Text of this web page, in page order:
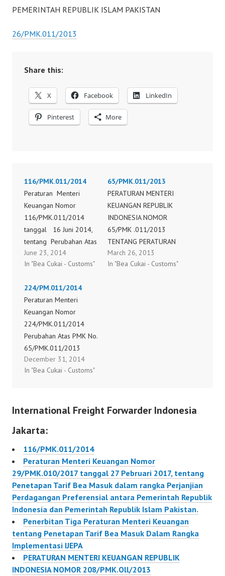
PEMERINTAH REPUBLIK ISLAM PAKISTAN
26/PMK.011/2013
Share this:
X Facebook LinkedIn
Pinterest More
116/PMK.011/2014
Peraturan Menteri
Keuangan Nomor
116/PMK.011/2014
tanggal 16 Juni 2014,
tentang Perubahan Atas
Peraturan Menteri
Keuangan Nomor
tentang Penetapan Tarif
Bea Masuk Dalam
Rangka Perjanjian
Perdagangan
Preferensial Antara
Pemerintah Republik
Indonesia dan
Pemerintah Republik
June 23, 2014
In "Bea Cukai - Customs"
65/PMK.011/2013
PERATURAN MENTERI
KEUANGAN REPUBLIK
INDONESIA NOMOR
65/PMK .011/2013
TENTANG PERATURAN
MENTERI KEUANGAN
TENTANG PENGENAAN
VIETNAM
March 26, 2013
In "Bea Cukai - Customs"
224/PM.011/2014
Peraturan Menteri
Keuangan Nomor
224/PMK.011/2014
Perubahan Atas PMK No.
65/PMK.011/2013
Tentang Pengenaan Bea
Masuk Anti Dumping
Atau Baja, Bukan Paduan
Republik Korea, Taiwan,
Republik Rakyat
Tiongkok, Dan Republik
Sosialis Vietnam
December 31, 2014
In "Bea Cukai - Customs"
International Freight Forwarder Indonesia
Jakarta:
116/PMK.011/2014
Peraturan Menteri Keuangan Nomor
29/PMK.010/2017 tanggal 27 Pebruari 2017, tentang
Penetapan Tarif Bea Masuk dalam rangka Perjanjian
Perdagangan Preferensial antara Pemerintah Republik
Indonesia dan Pemerintah Republik Islam Pakistan.
Penerbitan Tiga Peraturan Menteri Keuangan
tentang Penetapan Tarif Bea Masuk Dalam Rangka
Implementasi IJEPA
PERATURAN MENTERI KEUANGAN REPUBLIK
INDONESIA NOMOR 208/PMK.Oll/2013